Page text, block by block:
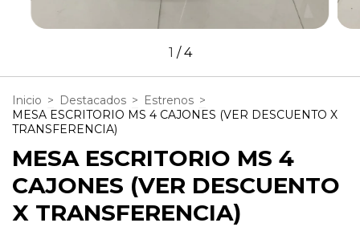
1 /4
Inicio > Destacados > Estrenos >
MESA ESCRITORIO MS 4 CAJONES (VER DESCUENTO X
TRANSFERENCIA)
MESA ESCRITORIO MS 4
CAJONES (VER DESCUENTO
X TRANSFERENCIA)